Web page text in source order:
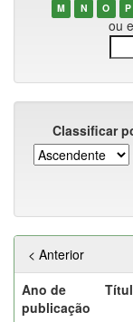
M
N O P
ou
Classificar
< Anterior
Ano de
publicação